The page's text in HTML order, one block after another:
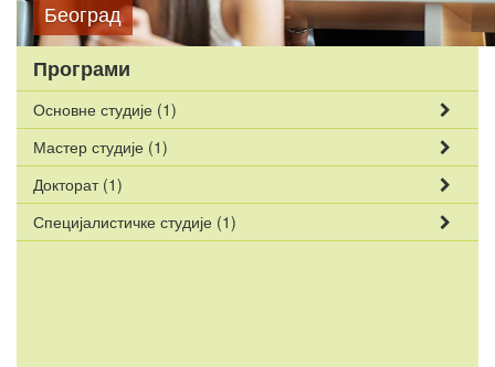
Београд
Програми
Основне студије (1)
Мастер студије (1)
Докторат (1)
Специјалистичке студије (1)